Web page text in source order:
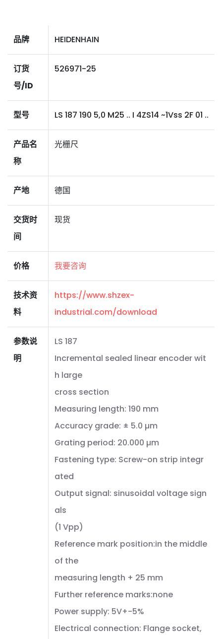
品牌 HEIDENHAIN
订货
号/ID
526971-25
型号 LS 187 190 5,0 M25 .. I 4ZS14 ~1Vss 2F 01 ..
产品名
称
光栅尺
产地 德国
交货时
间
现货
价格 我要咨询
技术资
料
https://www.shzex-
industrial.com/download
参数说
明
LS 187
Incremental sealed linear encoder wit
h large
cross section
Measuring length: 190 mm
Accuracy grade: ± 5.0 µm
Grating period: 20.000 µm
Fastening type: Screw-on strip integr
ated
Output signal: sinusoidal voltage sign
als
(1 Vpp)
Reference mark position:in the middle
of the
measuring length + 25 mm
Further reference marks:none
Power supply: 5V+-5%
Electrical connection: Flange socket,